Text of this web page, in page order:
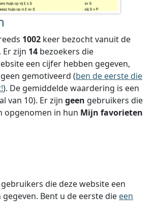
1002 keer bezocht vanuit de
Er zijn 14 bezoekers die
een cijfer hebben gegeven,
gemotiveerd (ben de eerste die
). De gemiddelde waardering is een
van 10). Er zijn geen gebruikers die
opgenomen in hun Mijn favorieten
die deze website een
Bent u de eerste die een